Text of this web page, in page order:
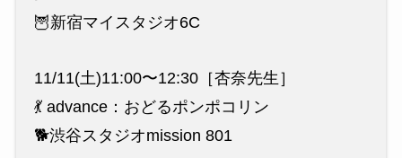
🦉新宿マイスタジオ6C
11/11(土)11:00〜12:30［杏奈先生］
💃 advance：おどるポンポコリン
🐕渋谷スタジオmission 801